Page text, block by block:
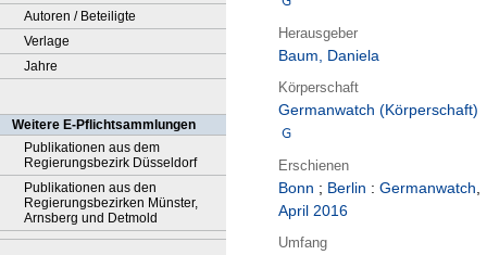
Autoren / Beteiligte
Verlage
Jahre
Weitere E-Pflichtsammlungen
Publikationen aus dem
Regierungsbezirk Düsseldorf
Publikationen aus den
Regierungsbezirken Münster,
Arnsberg und Detmold
Herausgeber
Baum, Daniela
Körperschaft
Germanwatch (Körperschaft)
Erschienen
Bonn ; Berlin : Germanwatch,
April 2016
Umfang